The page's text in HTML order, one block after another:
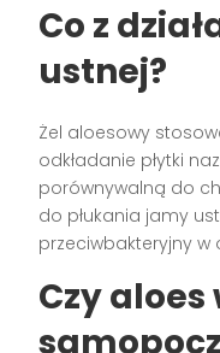
Co z
ustnej?
Żel aloesowy
odkładanie płytki
porównywalną do
do płukania jamy
przeciwbakteryjny
Czy aloes